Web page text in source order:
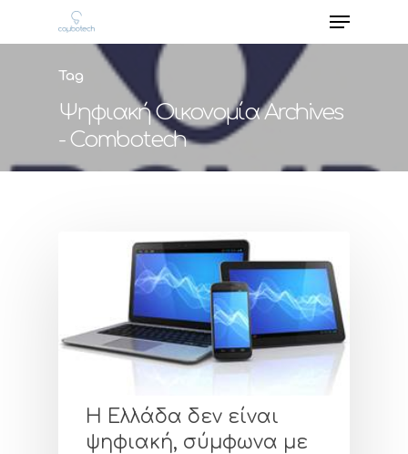
Hit enter to search or ESC to close
Tag
Ψηφιακή Οικονομία Archives
- Combotech
Η Ελλάδα δεν είναι
ψηφιακή, σύμφωνα με